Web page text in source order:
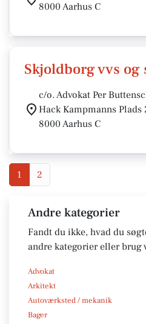
8000 Aarhus C
Skjoldborg vvs
c/o. Advokat Per
Hack Kampmanns Plads
8000 Aarhus C
1 2
Andre kategorier
Fandt du ikke, hvad du
andre kategorier eller brug
Advokat
Arkitekt
Autoværksted / mekanik
Bager